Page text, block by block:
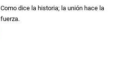
Como dice la historia; la unión hace la
fuerza.